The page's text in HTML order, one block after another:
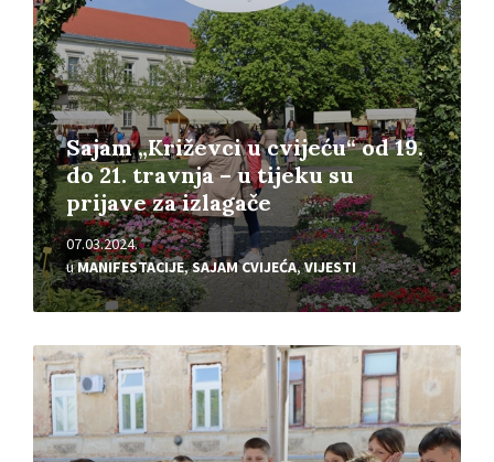
Sajam „Križevci u cvijeću“ od 19.
do 21. travnja – u tijeku su
prijave za izlagače
07.03.2024.
uMANIFESTACIJE,SAJAM CVIJEĆA,VIJESTI
Pročitajte
više